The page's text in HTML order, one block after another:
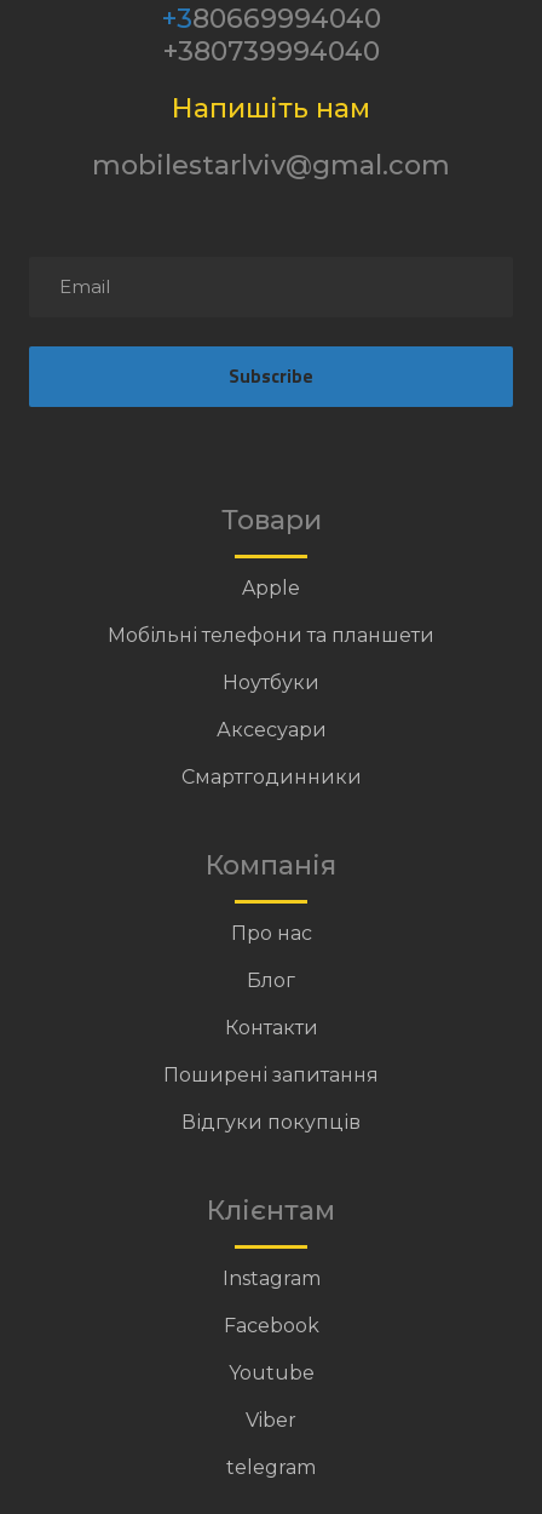
+380669994040
+380739994040
Напишіть нам
mobilestarlviv@gmal.com
Subscribe
Товари
Apple
Мобільні телефони та планшети
Ноутбуки
Аксесуари
Смартгодинники
Компанія
Про нас
Блог
Контакти
Поширені запитання
Відгуки покупців
Клієнтам
Instagram
Facebook
Youtube
Viber
telegram